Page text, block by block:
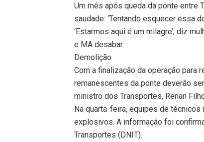
Um mês após queda da ponte entre
saudade: ‘Tentando esquecer essa
‘Estarmos aqui é um milagre’, diz
e MA desabar
Demolição
Com a finalização da operação para
remanescentes da ponte deverão
ministro dos Transportes, Renan
Na quarta-feira, equipes de
explosivos. A informação foi
Transportes (DNIT).